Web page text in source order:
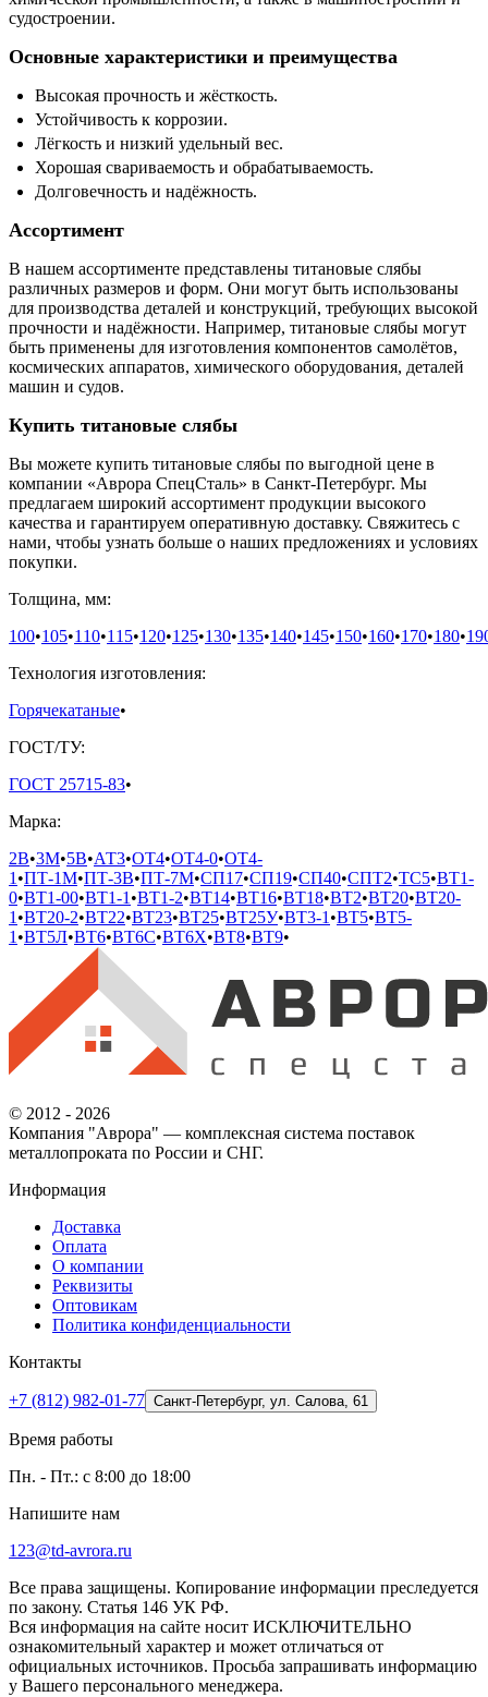
судостроении.
Основные характеристики и преимущества
Высокая прочность и жёсткость.
Устойчивость к коррозии.
Лёгкость и низкий удельный вес.
Хорошая свариваемость и обрабатываемость.
Долговечность и надёжность.
Ассортимент
В нашем ассортименте представлены титановые слябы
различных размеров и форм. Они могут быть использованы
для производства деталей и конструкций, требующих высокой
прочности и надёжности. Например, титановые слябы могут
быть применены для изготовления компонентов самолётов,
космических аппаратов, химического оборудования, деталей
машин и судов.
Купить титановые слябы
Вы можете купить титановые слябы по выгодной цене в
компании «Аврора СпецСталь» в Санкт-Петербург. Мы
предлагаем широкий ассортимент продукции высокого
качества и гарантируем оперативную доставку. Свяжитесь с
нами, чтобы узнать больше о наших предложениях и условиях
покупки.
Толщина, мм:
100•105•110•115•120•125•130•135•140•145•150•160•170•180•
Технология изготовления:
Горячекатаные•
ГОСТ/ТУ:
ГОСТ 25715-83•
Марка:
2В•3М•5В•АТ3•ОТ4•ОТ4-0•ОТ4-
1•ПТ-1М•ПТ-3В•ПТ-7М•СП17•СП19•СП40•СПТ2•ТС5•ВТ1-
0•ВТ1-00•ВТ1-1•ВТ1-2•ВТ14•ВТ16•ВТ18•ВТ2•ВТ20•ВТ20-
1•ВТ20-2•ВТ22•ВТ23•ВТ25•ВТ25У•ВТ3-1•ВТ5•ВТ5-
1•ВТ5Л•ВТ6•ВТ6С•ВТ6Х•ВТ8•ВТ9•
© 2012 - 2026
Компания "Аврора" — комплексная система поставок
металлопроката по России и СНГ.
Информация
Доставка
Оплата
О компании
Реквизиты
Оптовикам
Политика конфиденциальности
Контакты
+7 (812) 982-01-77 Санкт-Петербург, ул. Салова, 61
Время работы
Пн. - Пт.: с 8:00 до 18:00
Напишите нам
123@td-avrora.ru
Все права защищены. Копирование информации преследуется
по закону. Статья 146 УК РФ.
Вся информация на сайте носит ИСКЛЮЧИТЕЛЬНО
ознакомительный характер и может отличаться от
официальных источников. Просьба запрашивать информацию
у Вашего персонального менеджера.